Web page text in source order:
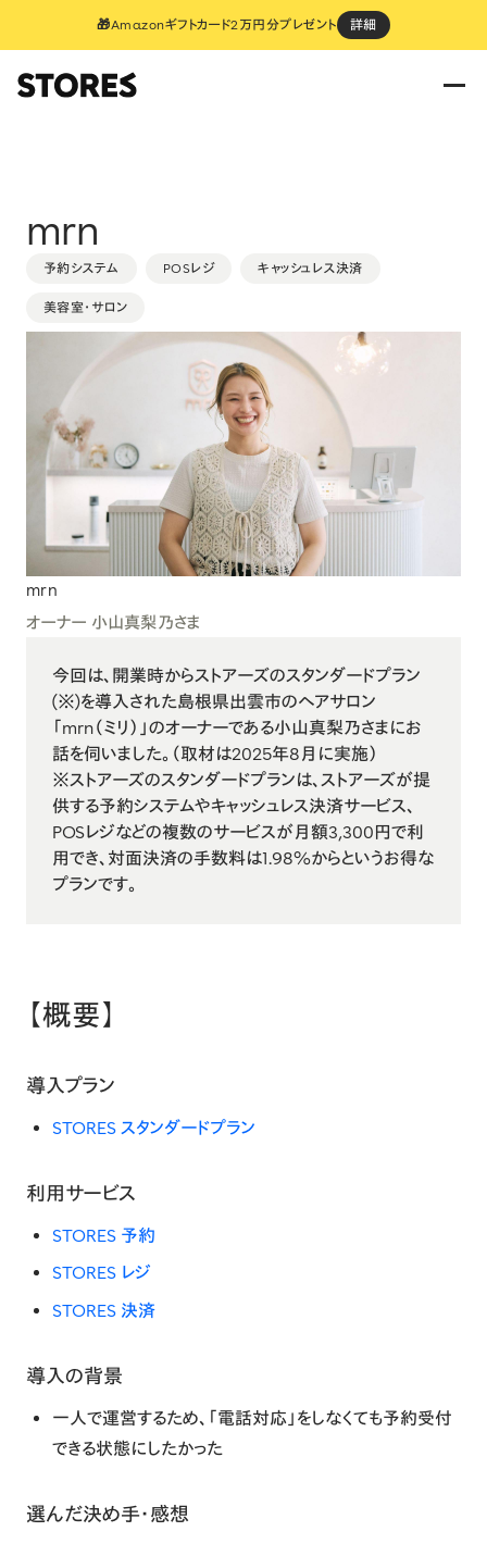
🎁Amazonギフトカード2万円分プレゼント 詳細
mrn
予約システム POSレジ キャッシュレス決済
美容室・サロン
mrn
オーナー 小山真梨乃さま
今回は、開業時からストアーズのスタンダードプラン
(※)を導入された島根県出雲市のヘアサロン
「mrn（ミリ）」のオーナーである小山真梨乃さまにお
話を伺いました。（取材は2025年8月に実施）
※ストアーズのスタンダードプランは、ストアーズが提
供する予約システムやキャッシュレス決済サービス、
POSレジなどの複数のサービスが月額3,300円で利
用でき、対面決済の手数料は1.98%からというお得な
プランです。
【概要】
導入プラン
STORES スタンダードプラン
利用サービス
STORES 予約
STORES レジ
STORES 決済
導入の背景
一人で運営するため、「電話対応」をしなくても予約受付
できる状態にしたかった
選んだ決め手・感想